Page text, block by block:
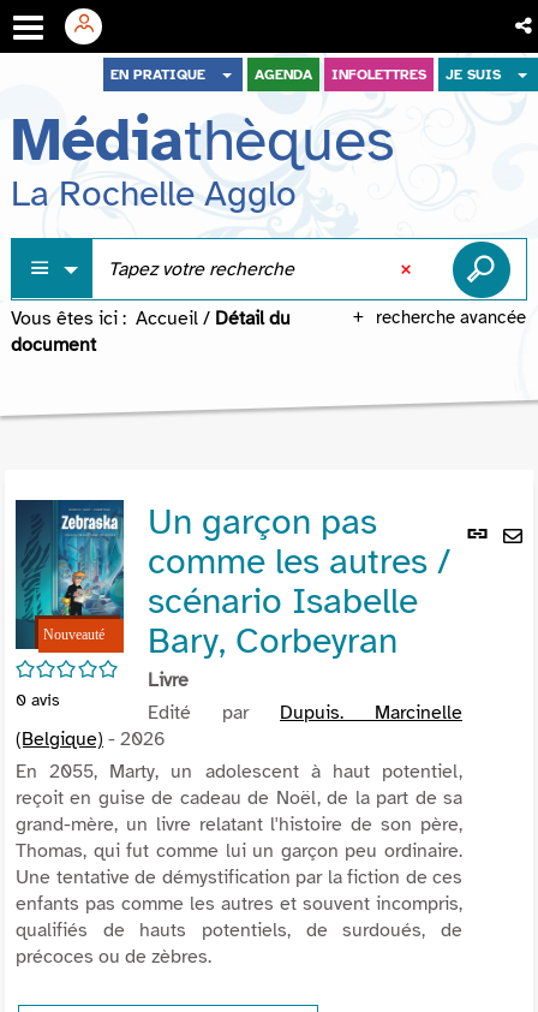
menu
contenu
recherche
EN PRATIQUE AGENDA INFOLETTRES JE SUIS
Médiathèques
La Rochelle Agglo
recherche avancée
Vous êtes ici : Accueil / Détail du
document
Lien
/5
0 avis
Un garçon pas
comme les autres /
scénario Isabelle
Bary, Corbeyran
Livre
Edité par Dupuis. Marcinelle
(Belgique) - 2026
En 2055, Marty, un adolescent à haut potentiel,
reçoit en guise de cadeau de Noël, de la part de sa
grand-mère, un livre relatant l'histoire de son père,
Thomas, qui fut comme lui un garçon peu ordinaire.
Une tentative de démystification par la fiction de ces
enfants pas comme les autres et souvent incompris,
qualifiés de hauts potentiels, de surdoués, de
précoces ou de zèbres.